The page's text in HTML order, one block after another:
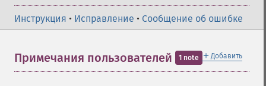
Инструкция • Исправление • Сообщение об ошибке
＋ Добавить
Примечания пользователей 1 note
getResource
getResourceLimit
getSizeOffset